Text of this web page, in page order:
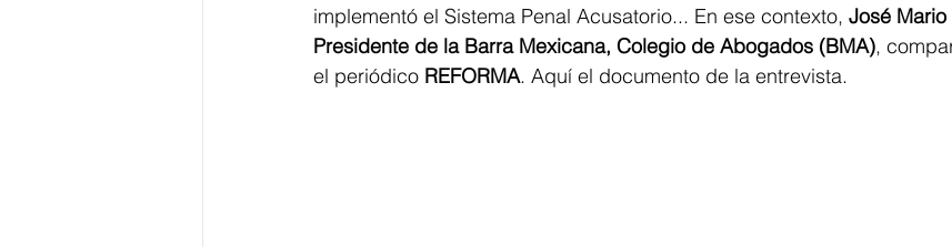
implementó el Sistema Penal Acusatorio... En ese contexto, José
Presidente de la Barra Mexicana, Colegio de Abogados (BMA),
el periódico REFORMA. Aquí el documento de la entrevista.